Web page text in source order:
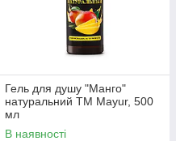
Гель для душу "Манго"
натуральний TM Mayur, 500
мл
В наявності